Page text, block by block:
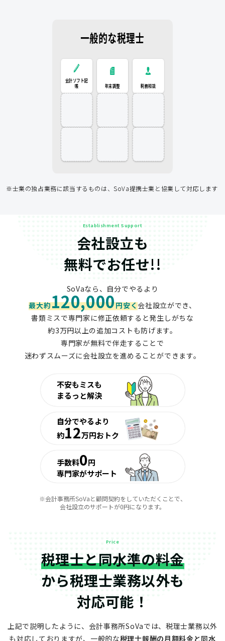
一般的な税理士
会計ソフト記
帳 年末調整 税務相談
節税アドバイス
アドバイス
※士業の独占業務に該当するものは、SoVa提携士業と協業して対応します
Establishment Support
会社設立も
無料でお任せ!!
SoVaなら、自分でやるより
最大約120,000円安く会社設立ができ、
書類ミスで専門家に修正依頼すると発生しがちな
約3万円以上の追加コストも防げます。
専門家が無料で伴走することで
迷わずスムーズに会社設立を進めることができます。
不安もミスも
まるっと解決
自分でやるより
約12万円おトク
手数料0円
専門家がサポート
※会計事務所SoVaと顧問契約をしていただくことで、
会社設立のサポートが0円になります。
Price
税理士と同水準の料金
から税理士業務以外も
対応可能！
上記で説明したように、会計事務所SoVaでは、税理士業務以外
も対応しておりますが、 一般的な税理士報酬の月額料金と同水